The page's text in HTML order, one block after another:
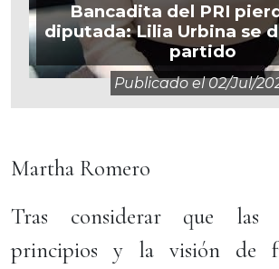
Bancadita del PRI
diputada: Lilia Urbina se
partido
Publicado el02/jul/
Martha Romero
Tras considerar que las
principios y la visión de